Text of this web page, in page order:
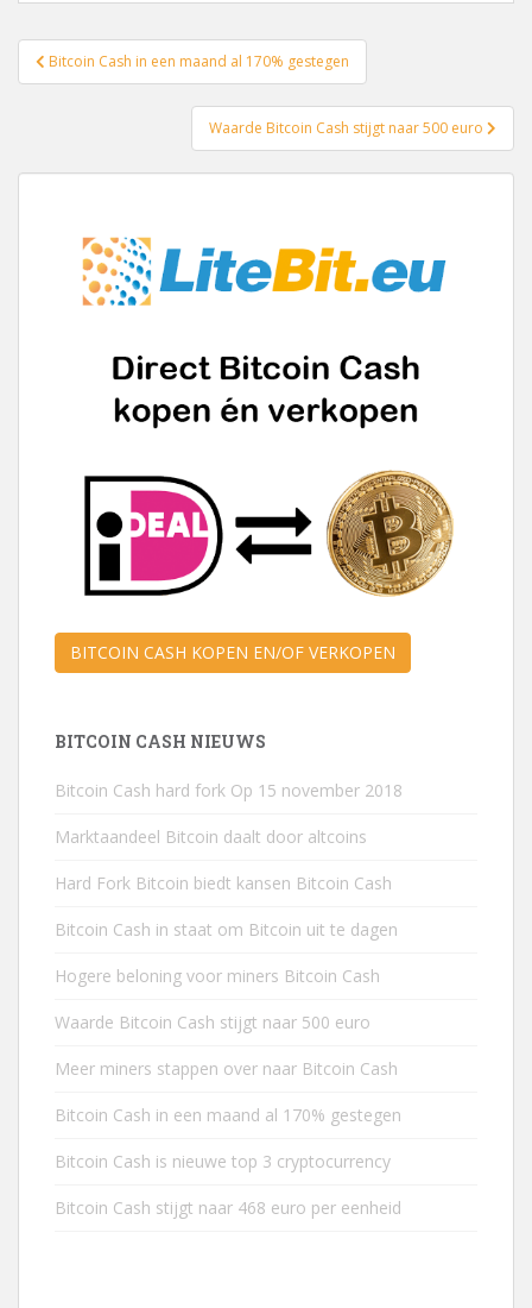
Bericht
navigatie
Bitcoin Cash in een maand al 170% gestegen
Waarde Bitcoin Cash stijgt naar 500 euro
BITCOIN CASH KOPEN EN/OF VERKOPEN
BITCOIN CASH NIEUWS
Bitcoin Cash hard fork Op 15 november 2018
Marktaandeel Bitcoin daalt door altcoins
Hard Fork Bitcoin biedt kansen Bitcoin Cash
Bitcoin Cash in staat om Bitcoin uit te dagen
Hogere beloning voor miners Bitcoin Cash
Waarde Bitcoin Cash stijgt naar 500 euro
Meer miners stappen over naar Bitcoin Cash
Bitcoin Cash in een maand al 170% gestegen
Bitcoin Cash is nieuwe top 3 cryptocurrency
Bitcoin Cash stijgt naar 468 euro per eenheid